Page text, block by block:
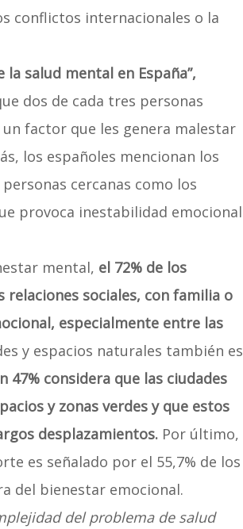
conflictos internacionales o la
la salud mental en España”,
dos de cada tres personas
factor que les genera malestar
los españoles mencionan los
cercanas como los
provoca inestabilidad emocional
mental, el 72% de los
sociales, con familia o
especialmente entre las
y espacios naturales también es
47% considera que las ciudades
y zonas verdes y que estos
desplazamientos.Por último,
es señalado por el 55,7% de los
del bienestar emocional.
del problema de salud